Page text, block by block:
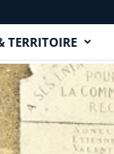
TERRITOIRE